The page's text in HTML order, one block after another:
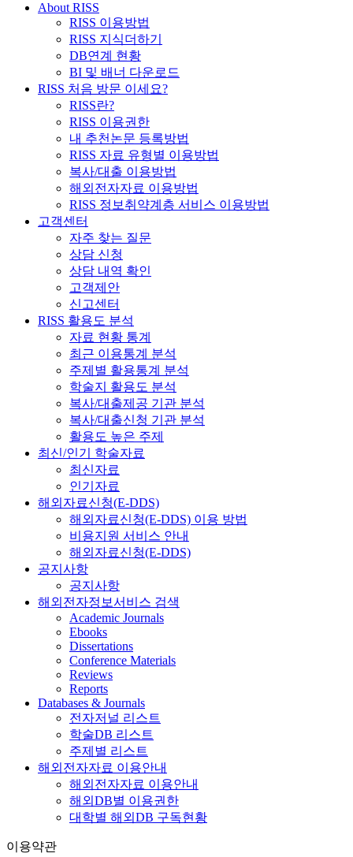
About RISS
RISS 이용방법
RISS 지식더하기
DB연계 현황
BI 및 배너 다운로드
RISS 처음 방문 이세요?
RISS란?
RISS 이용권한
내 추천논문 등록방법
RISS 자료 유형별 이용방법
복사/대출 이용방법
해외전자자료 이용방법
RISS 정보취약계층 서비스 이용방법
고객센터
자주 찾는 질문
상담 신청
상담 내역 확인
고객제안
신고센터
RISS 활용도 분석
자료 현황 통계
최근 이용통계 분석
주제별 활용통계 분석
학술지 활용도 분석
복사/대출제공 기관 분석
복사/대출신청 기관 분석
활용도 높은 주제
최신/인기 학술자료
최신자료
인기자료
해외자료신청(E-DDS)
해외자료신청(E-DDS) 이용 방법
비용지원 서비스 안내
해외자료신청(E-DDS)
공지사항
공지사항
해외전자정보서비스 검색
Academic Journals
Ebooks
Dissertations
Conference Materials
Reviews
Reports
Databases & Journals
전자저널 리스트
학술DB 리스트
주제별 리스트
해외전자자료 이용안내
해외전자자료 이용안내
해외DB별 이용권한
대학별 해외DB 구독현황
이용약관